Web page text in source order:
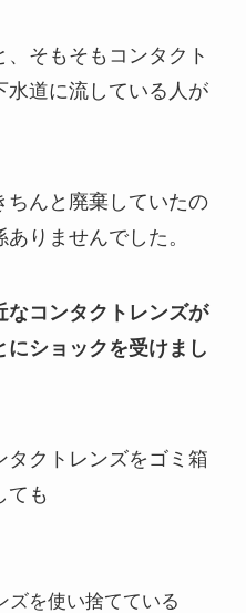
そもそもコンタクト
水道に流している人が
ちんと廃棄していたの
りませんでした。
なコンタクトレンズが
ショックを受けまし
タクトレンズをゴミ箱
ても
ズを使い捨てている